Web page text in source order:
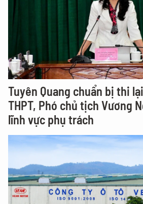
Tuyên Quang chuẩn bị thi
THPT, Phó chủ tịch Vương
lĩnh vực phụ trách